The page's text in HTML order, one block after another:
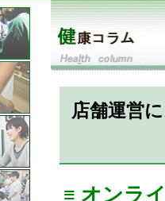
店舗運営
≡ オンラ